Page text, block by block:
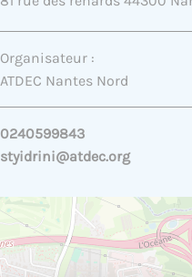
Organisateur :
ATDEC Nantes Nord
0240599843
styidrini@atdec.org